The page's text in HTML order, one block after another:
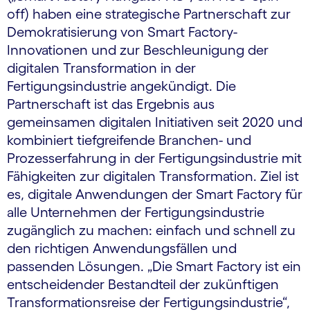
off) haben eine strategische Partnerschaft zur
Demokratisierung von Smart Factory-
Innovationen und zur Beschleunigung der
digitalen Transformation in der
Fertigungsindustrie angekündigt. Die
Partnerschaft ist das Ergebnis aus
gemeinsamen digitalen Initiativen seit 2020 und
kombiniert tiefgreifende Branchen- und
Prozesserfahrung in der Fertigungsindustrie mit
Fähigkeiten zur digitalen Transformation. Ziel ist
es, digitale Anwendungen der Smart Factory für
alle Unternehmen der Fertigungsindustrie
zugänglich zu machen: einfach und schnell zu
den richtigen Anwendungsfällen und
passenden Lösungen. „Die Smart Factory ist ein
entscheidender Bestandteil der zukünftigen
Transformationsreise der Fertigungsindustrie“,